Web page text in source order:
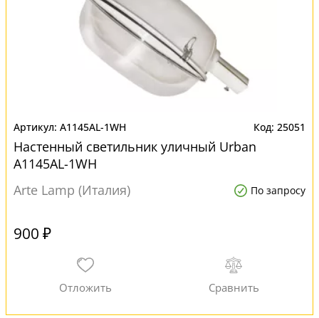
A1145AL-1WH 25051
Настенный светильник уличный Urban
A1145AL-1WH
Arte Lamp (Италия)
По запросу
900 ₽